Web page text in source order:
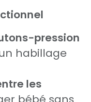
pression
habillage
les